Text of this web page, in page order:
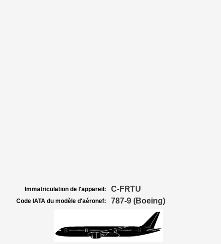
Immatriculation de l'appareil: C-FRTU
Code IATA du modèle d'aéronef: 787-9 (Boeing)